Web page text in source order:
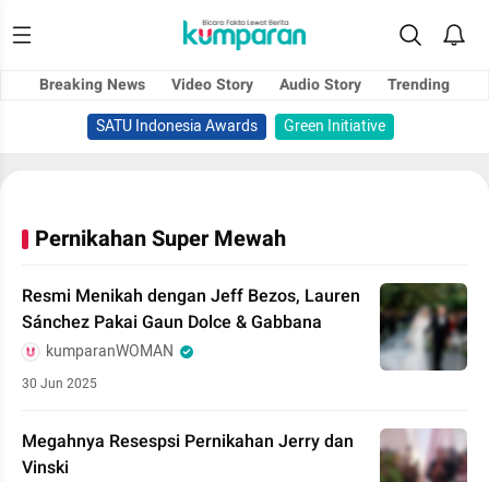
Breaking News Video Story Audio Story
Trending
SATU Indonesia Awards
Green Initiative
Pernikahan Super Mewah
Resmi Menikah dengan Jeff Bezos, Lauren
Sánchez Pakai Gaun Dolce & Gabbana
kumparanWOMAN
30 Jun 2025
Megahnya Resespsi Pernikahan Jerry dan
Vinski